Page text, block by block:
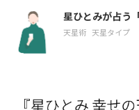
星ひとみが占う
天星術 天星タイプ